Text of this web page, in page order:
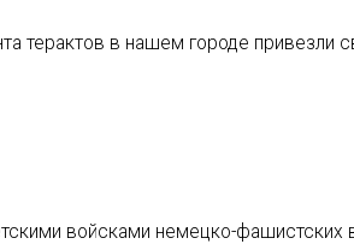
терактов в нашем городе привезли
войсками немецко-фашистских